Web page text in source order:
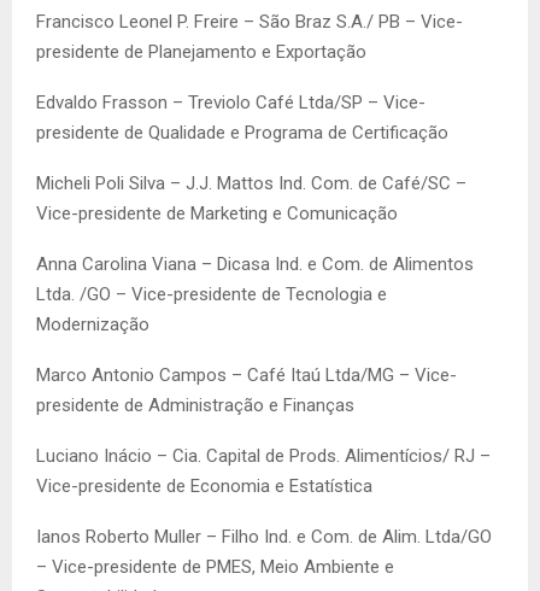
Francisco Leonel P. Freire – São Braz S.A./ PB – Vice-
presidente de Planejamento e Exportação
Edvaldo Frasson – Treviolo Café Ltda/SP – Vice-
presidente de Qualidade e Programa de Certificação
Micheli Poli Silva – J.J. Mattos Ind. Com. de Café/SC –
Vice-presidente de Marketing e Comunicação
Anna Carolina Viana – Dicasa Ind. e Com. de Alimentos
Ltda. /GO – Vice-presidente de Tecnologia e
Modernização
Marco Antonio Campos – Café Itaú Ltda/MG – Vice-
presidente de Administração e Finanças
Luciano Inácio – Cia. Capital de Prods. Alimentícios/ RJ –
Vice-presidente de Economia e Estatística
Ianos Roberto Muller – Filho Ind. e Com. de Alim. Ltda/GO
– Vice-presidente de PMES, Meio Ambiente e